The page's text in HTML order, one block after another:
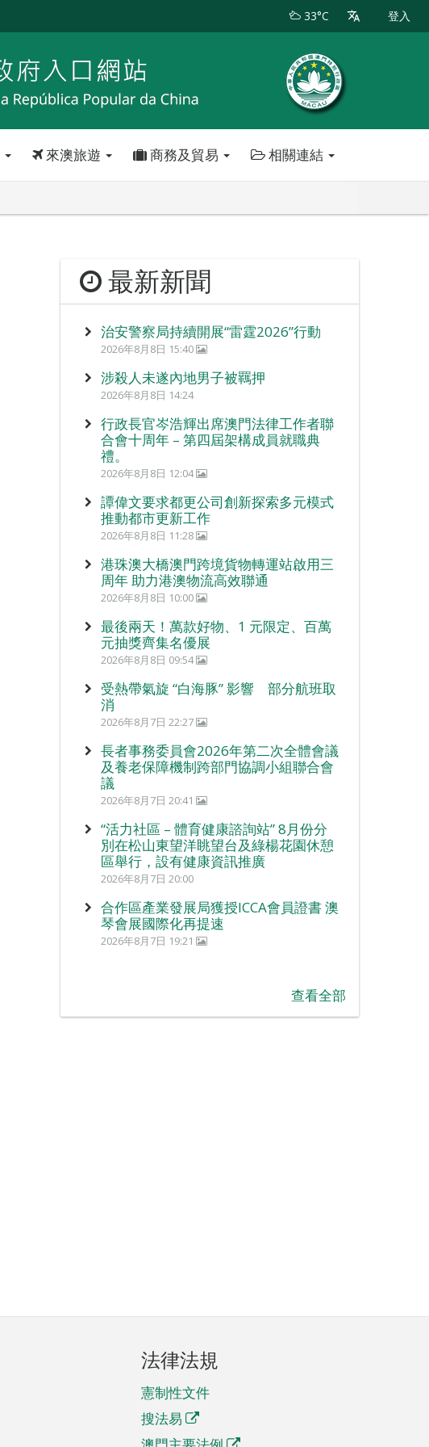
33°C 登入
來澳旅遊 商務及貿易 相關連結
最新新聞
治安警察局持續開展“雷霆2026”行動
2026年8月8日 15:40
涉殺人未遂內地男子被羈押
2026年8月8日 14:24
行政長官岑浩輝出席澳門法律工作者聯
合會十周年 – 第四屆架構成員就職典
禮。
2026年8月8日 12:04
譚偉文要求都更公司創新探索多元模式
推動都市更新工作
2026年8月8日 11:28
港珠澳大橋澳門跨境貨物轉運站啟用三
周年 助力港澳物流高效聯通
2026年8月8日 10:00
最後兩天！萬款好物、1 元限定、百萬
元抽獎齊集名優展
2026年8月8日 09:54
受熱帶氣旋 “白海豚” 影響 部分航班取
消
2026年8月7日 22:27
長者事務委員會2026年第二次全體會議
及養老保障機制跨部門協調小組聯合會
議
2026年8月7日 20:41
“活力社區 – 體育健康諮詢站” 8月份分
別在松山東望洋眺望台及綠楊花園休憩
區舉行，設有健康資訊推廣
2026年8月7日 20:00
合作區產業發展局獲授ICCA會員證書 澳
琴會展國際化再提速
2026年8月7日 19:21
查看全部
法律法規
憲制性文件
搜法易